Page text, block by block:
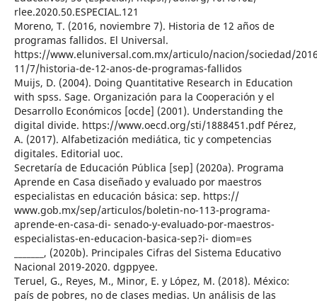
rlee.2020.50.ESPECIAL.121
Moreno, T. (2016, noviembre 7). Historia de 12 años de
programas fallidos. El Universal.
https://www.eluniversal.com.mx/articulo/nacion/sociedad/
11/7/historia-de-12-anos-de-programas-fallidos
Muijs, D. (2004). Doing Quantitative Research in Education
with spss. Sage. Organización para la Cooperación y el
Desarrollo Económicos [ocde] (2001). Understanding the
digital divide. https://www.oecd.org/sti/1888451.pdf Pérez,
A. (2017). Alfabetización mediática, tic y competencias
digitales. Editorial uoc.
Secretaría de Educación Pública [sep] (2020a). Programa
Aprende en Casa diseñado y evaluado por maestros
especialistas en educación básica: sep. https://
www.gob.mx/sep/articulos/boletin-no-113-programa-
aprende-en-casa-di- senado-y-evaluado-por-maestros-
especialistas-en-educacion-basica-sep?i- diom=es
_______, (2020b). Principales Cifras del Sistema Educativo
Nacional 2019-2020. dgppyee.
Teruel, G., Reyes, M., Minor, E. y López, M. (2018). México:
país de pobres, no de clases medias. Un análisis de las